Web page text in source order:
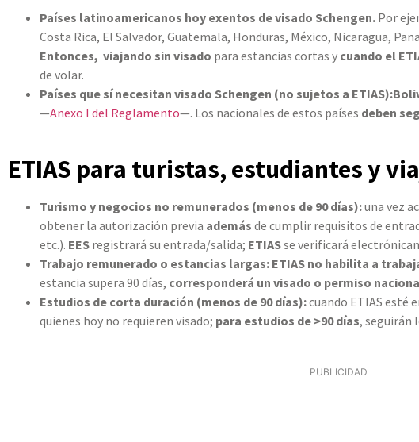
Países latinoamericanos hoy exentos de visado Schengen. Por
Costa Rica, El Salvador, Guatemala, Honduras, México, Nicaragua,
Entonces, viajando sin visado para estancias cortas y cuando el
de volar.
Países que sí necesitan visado Schengen (no sujetos a
—Anexo I del Reglamento—. Los nacionales de estos países deben
ETIAS para turistas, estudiantes y
Turismo y negocios no remunerados (menos de 90 días):una vez
obtener la autorización previa además de cumplir requisitos de
etc.). EES registrará su entrada/salida; ETIASse verificará
Trabajo remunerado o estancias largas: ETIAS no habilita a
estancia supera 90 días, corresponderá un visado o permiso
Estudios de corta duración (menos de 90 días):cuando ETIAS esté
quienes hoy no requieren visado; para estudios de >90 días, seguirán
PUBLICIDAD